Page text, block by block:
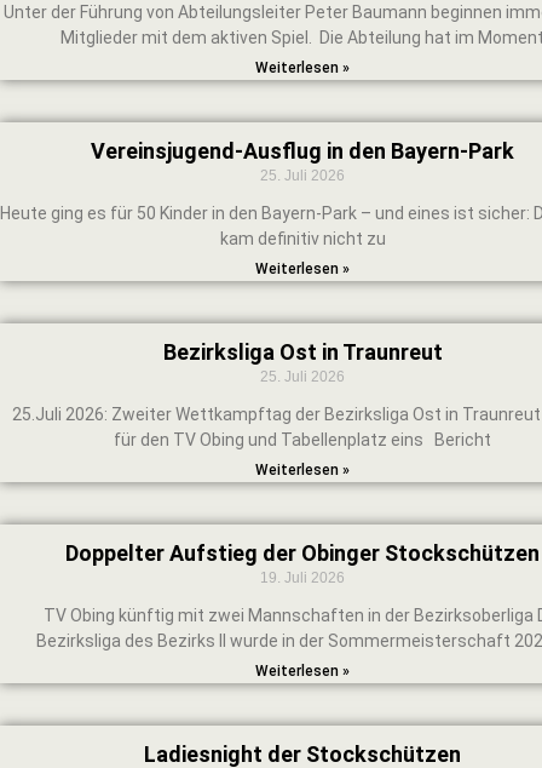
Unter der Führung von Abteilungsleiter Peter Baumann beginnen
Mitglieder mit dem aktiven Spiel. Die Abteilung hat im
Weiterlesen »
Vereinsjugend-Ausflug in den Bayern-Park
25. Juli 2026
Heute ging es für 50 Kinder in den Bayern-Park – und eines ist sicher:
kam definitiv nicht zu
Weiterlesen »
Bezirksliga Ost in Traunreut
25. Juli 2026
25.Juli 2026: Zweiter Wettkampftag der Bezirksliga Ost in
für den TV Obing und Tabellenplatz eins Bericht
Weiterlesen »
Doppelter Aufstieg der Obinger Stockschützen
19. Juli 2026
TV Obing künftig mit zwei Mannschaften in der Bezirksoberliga
Bezirksliga des Bezirks II wurde in der Sommermeisterschaft
Weiterlesen »
Ladiesnight der Stockschützen